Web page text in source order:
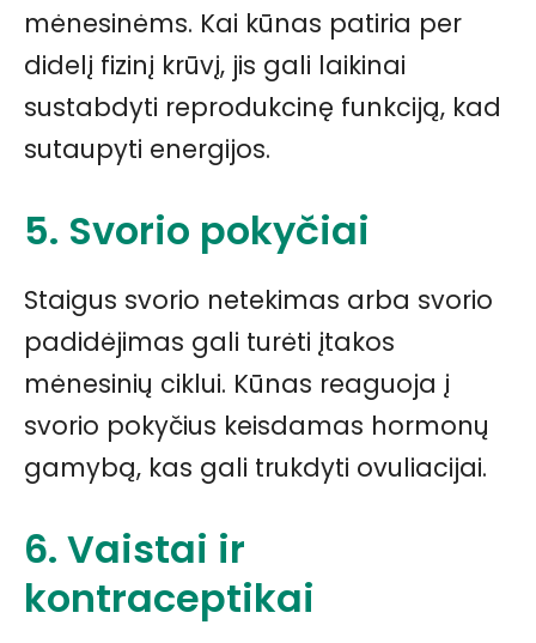
mėnesinėms. Kai kūnas patiria per
didelį fizinį krūvį, jis gali laikinai
sustabdyti reprodukcinę funkciją, kad
sutaupyti energijos.
5. Svorio pokyčiai
Staigus svorio netekimas arba svorio
padidėjimas gali turėti įtakos
mėnesinių ciklui. Kūnas reaguoja į
svorio pokyčius keisdamas hormonų
gamybą, kas gali trukdyti ovuliacijai.
6. Vaistai ir
kontraceptikai